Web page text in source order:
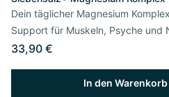
Dein täglicher Magnesium
Support für Muskeln, Psyche und
33,90 €
In den Warenkorb